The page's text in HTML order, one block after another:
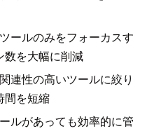
ールのみをフォーカスす
数を大幅に削減
連性の高いツールに絞り
間を短縮
ルがあっても効率的に管